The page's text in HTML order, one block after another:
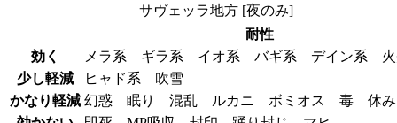
サヴェッラ地方 [夜のみ]
耐性
効く
メラ系 ギラ系 イオ系 バギ系 デイン系
少し軽減
ヒャド系 吹雪
かなり軽減 幻惑 眠り 混乱 ルカニ ボミオス 毒 休